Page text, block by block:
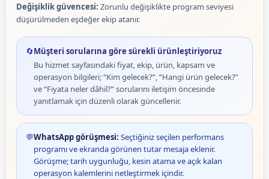
Değişiklik güvencesi: Zorunlu değişiklikte program seviyesi
düşürülmeden eşdeğer ekip atanır.
🔄Müşteri sorularına göre sürekli ürünleştiriyoruz
Bu hizmet sayfasındaki fiyat, ekip, ürün, kapsam ve
operasyon bilgileri; “Kim gelecek?”, “Hangi ürün gelecek?”
ve “Fiyata neler dâhil?” sorularını iletişim öncesinde
yanıtlamak için düzenli olarak güncellenir.
💬WhatsApp görüşmesi: Seçtiğiniz seçilen performans
programı ve ekranda görünen tutar mesaja eklenir.
Görüşme; tarih uygunluğu, kesin atama ve açık kalan
operasyon kalemlerini netleştirmek içindir.